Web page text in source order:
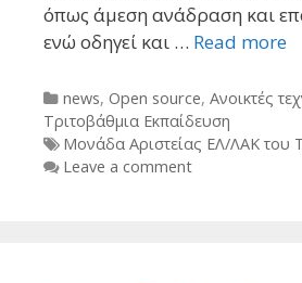
όπως άμεση ανάδραση και
ενώ οδηγεί και … Read more
Categories
news, Open source, Ανοικτές
Τριτοβάθμια Εκπαίδευση
Tags
Μονάδα Αριστείας ΕΛ/ΛΑΚ του
Leave a comment